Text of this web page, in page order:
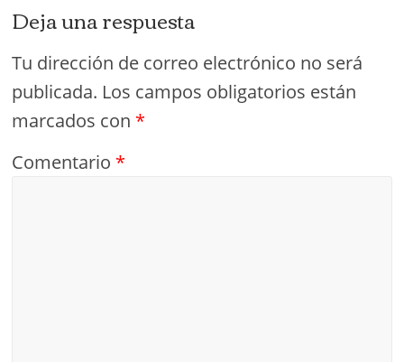
Deja una respuesta
Tu dirección de correo electrónico no será
publicada. Los campos obligatorios están
marcados con *
Comentario *